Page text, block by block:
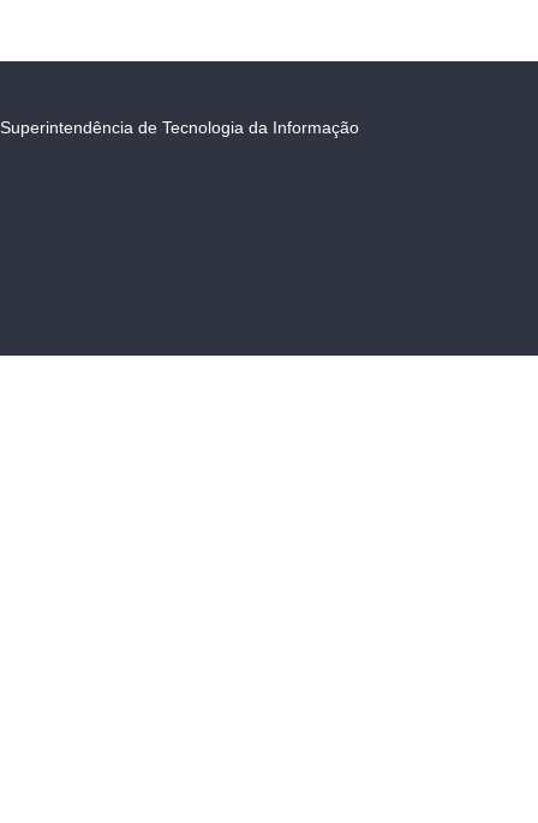
Superintendência de Tecnologia da Informação